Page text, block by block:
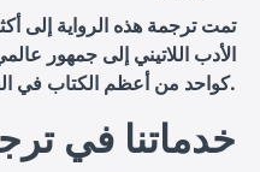
الأدب اللاتيني إلى جمهور
كواحد من أعظم الكتاب في القرن العشرين.
خدماتنا في